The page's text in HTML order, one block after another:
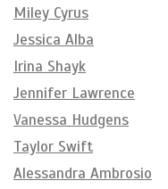
Miley Cyrus
Jessica Alba
Irina Shayk
Jennifer Lawrence
Vanessa Hudgens
Taylor Swift
Alessandra Ambrosio